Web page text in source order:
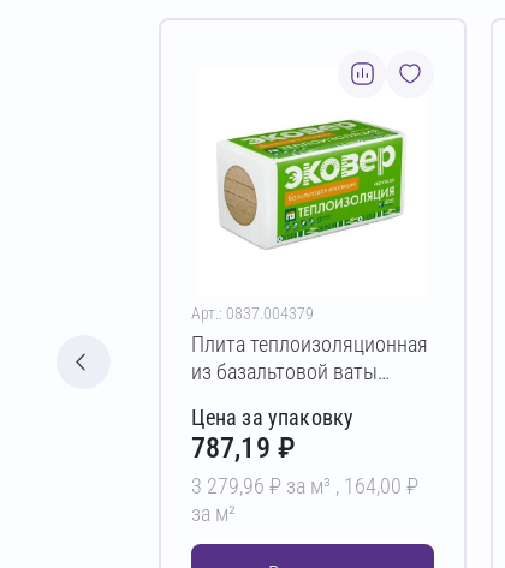
Арт.: 0837.004379
Плита теплоизоляционная
из базальтовой ваты
50х600х1000 мм
Цена за упаковку
787,19 ₽
3 279,96 ₽ за м³ , 164,00 ₽
за м²